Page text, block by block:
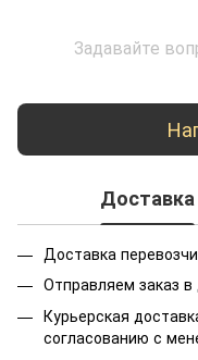
Задавайте
Доставка
Доставка
Отправляем заказ
Курьерская
согласованию с